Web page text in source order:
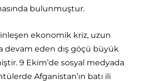
bulunmuştur.
ekonomik kriz, uzun
devam eden dış göçü büyük
9 Ekim’de sosyal medyada
Afganistan’ın batı ili